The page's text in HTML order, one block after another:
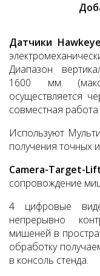
Датчики
Диапазон
1600 мм
осуществляется
совместная
Используют
получения точных
Camera-Target-
сопровождение
4 цифровые
непрерывно
мишеней в
обработку
в консоль стенда.